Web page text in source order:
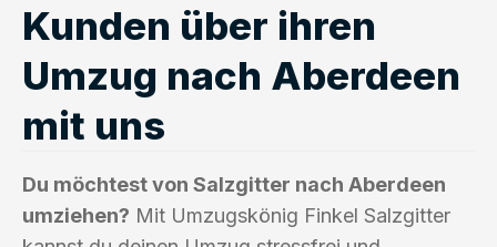
Kunden über ihren
Umzug nach Aberdeen
mit uns
Du möchtest von Salzgitter nach Aberdeen
umziehen? Mit Umzugskönig Finkel Salzgitter